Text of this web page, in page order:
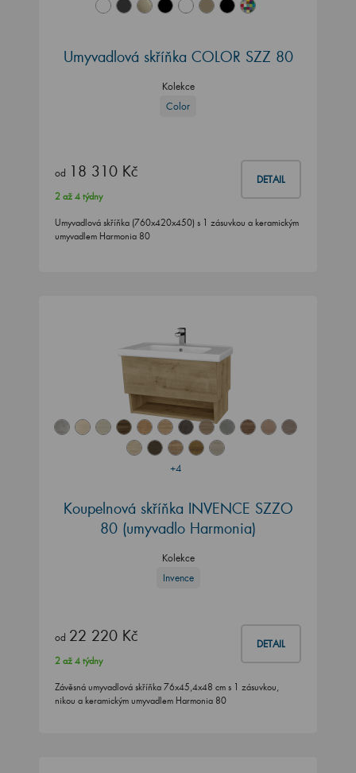
Umyvadlová skříňka COLOR SZZ 80
Kolekce
Color
od 18 310 Kč DETAIL
2 až 4 týdny
Umyvadlová skříňka (760x420x450) s 1 zásuvkou a keramickým
umyvadlem Harmonia 80
+4
Koupelnová skříňka INVENCE SZZO
80 (umyvadlo Harmonia)
Kolekce
Invence
od 22 220 Kč DETAIL
2 až 4 týdny
Závěsná umyvadlová skříňka 76x45,4x48 cm s 1 zásuvkou,
nikou a keramickým umyvadlem Harmonia 80